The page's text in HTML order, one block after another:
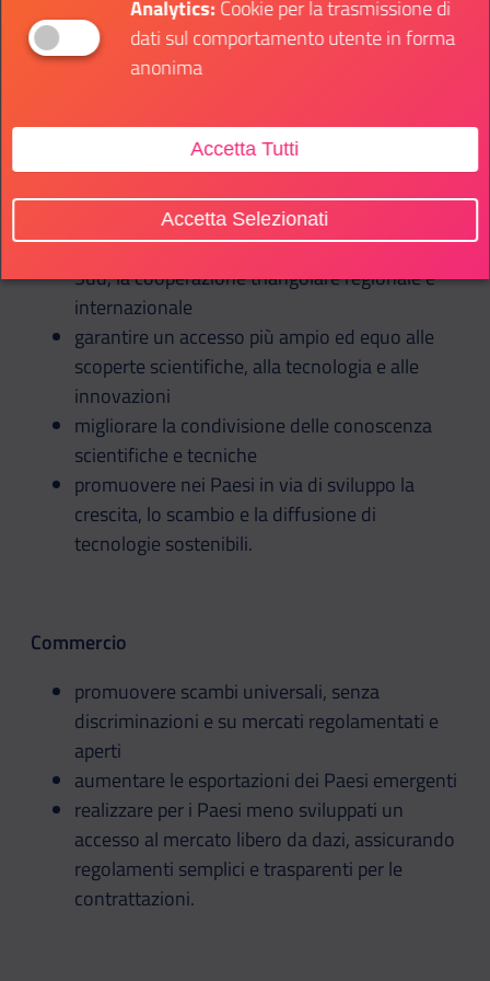
ridurre il peso dei debiti dei Paesi più poveri
adottare regimi di promozione degli
investimenti per i Paesi meno sviluppati.
Tecnologia
ridurre il digital divide
rafforzare la cooperazione Nord-Sud, Sud-
Sud, la cooperazione triangolare regionale e
internazionale
garantire un accesso più ampio ed equo alle
scoperte scientifiche, alla tecnologia e alle
innovazioni
migliorare la condivisione delle conoscenza
scientifiche e tecniche
promuovere nei Paesi in via di sviluppo la
crescita, lo scambio e la diffusione di
tecnologie sostenibili.
Commercio
promuovere scambi universali, senza
discriminazioni e su mercati regolamentati e
aperti
aumentare le esportazioni dei Paesi emergenti
realizzare per i Paesi meno sviluppati un
accesso al mercato libero da dazi, assicurando
regolamenti semplici e trasparenti per le
contrattazioni.
Analytics:Cookie per la trasmissione di
dati sul comportamento utente in forma
anonima
Accetta Tutti
Accetta Selezionati